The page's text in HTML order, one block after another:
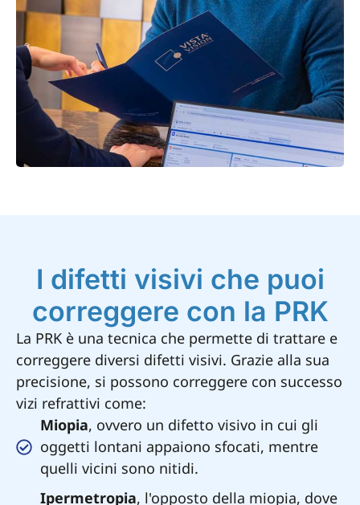
I difetti visivi che puoi
correggere con la PRK
La PRK è una tecnica che permette di trattare e
correggere diversi difetti visivi. Grazie alla sua
precisione, si possono correggere con successo
vizi refrattivi come:
Miopia, ovvero un difetto visivo in cui gli
oggetti lontani appaiono sfocati, mentre
quelli vicini sono nitidi.
Ipermetropia, l'opposto della miopia, dove